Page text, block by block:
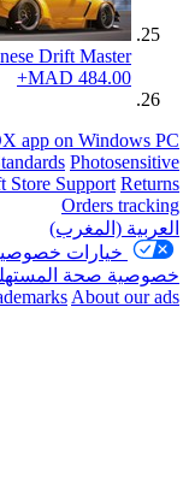
Japanese Drift Master
MAD 484.00+
XBOX app on
Standards
Store Support
Orders
(المغرب)
خيارات خصوصيتك
صحة المستهلك
Trademarks About